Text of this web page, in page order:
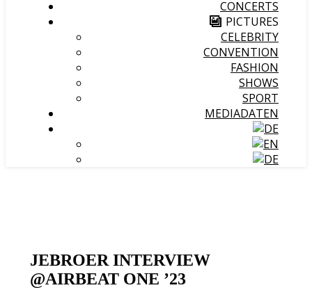
CONCERTS
PICTURES
CELEBRITY
CONVENTION
FASHION
SHOWS
SPORT
MEDIADATEN
JEBROER INTERVIEW
@AIRBEAT ONE ’23